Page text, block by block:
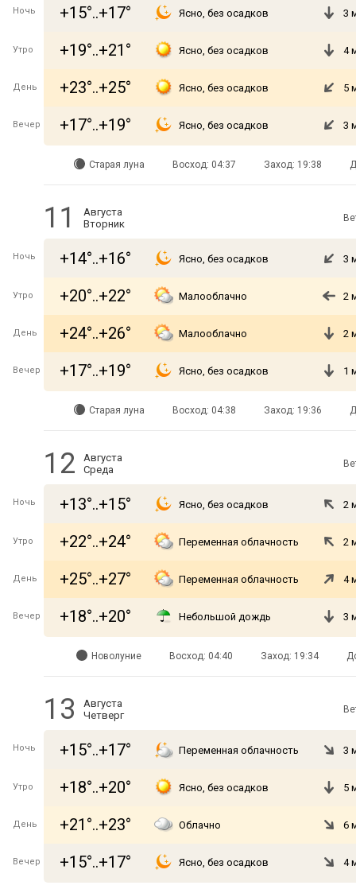
Ночь +15°..+17° Ясно, без осадков 3
Утро +19°..+21° Ясно, без осадков 4
День +23°..+25° Ясно, без осадков 5
Вечер +17°..+19° Ясно, без осадков 3
Старая луна Восход: 04:37 Заход: 19:38
11
Августа
Вторник
Ночь +14°..+16° Ясно, без осадков 3
Утро +20°..+22° Малооблачно 2
День +24°..+26° Малооблачно 2
Вечер +17°..+19° Ясно, без осадков 1
Старая луна Восход: 04:38 Заход: 19:36
12
Августа
Среда
Ночь +13°..+15° Ясно, без осадков 2
Утро +22°..+24° Переменная облачность 2
День +25°..+27° Переменная облачность 4
Вечер +18°..+20° Небольшой дождь 3
Новолуние Восход: 04:40 Заход: 19:34
13
Августа
Четверг
Ночь +15°..+17° Переменная облачность 3
Утро +18°..+20° Ясно, без осадков 5
День +21°..+23° Облачно 6
Вечер +15°..+17° Ясно, без осадков 4